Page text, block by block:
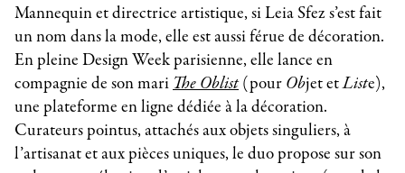
Mannequin et directrice artistique, si Leia Sfez s’est fait
un nom dans la mode, elle est aussi férue de décoration.
En pleine Design Week parisienne, elle lance en
compagnie de son mariThe Oblist(pourObjet etListe),
une plateforme en ligne dédiée à la décoration.
Curateurs pointus, attachés aux objets singuliers, à
l’artisanat et aux pièces uniques, le duo propose sur son